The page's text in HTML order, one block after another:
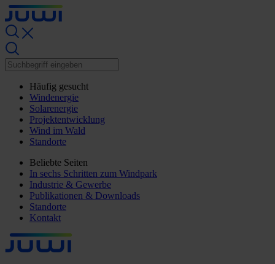
Häufig gesucht
Windenergie
Solarenergie
Projektentwicklung
Wind im Wald
Standorte
Beliebte Seiten
In sechs Schritten zum Windpark
Industrie & Gewerbe
Publikationen & Downloads
Standorte
Kontakt